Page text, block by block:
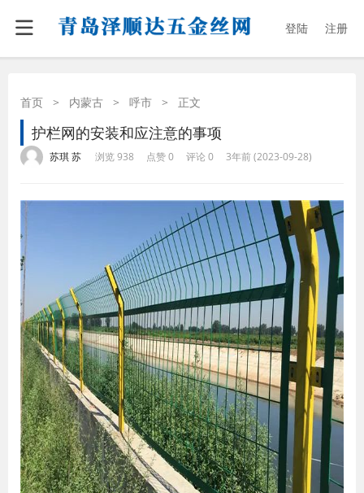
登陆 注册
首页 > 内蒙古 > 呼市 > 正文
护栏网的安装和应注意的事项
苏琪 苏 浏览 938 点赞 0 评论 0 3年前 (2023-09-28)